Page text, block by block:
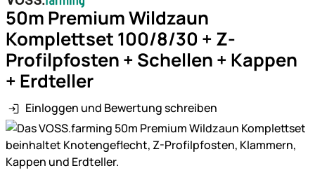
50m Premium Wildzaun
Komplettset 100/8/30 + Z-
Profilpfosten + Schellen + Kappen
+ Erdteller
Einloggen und Bewertung schreiben
Produktgalerie